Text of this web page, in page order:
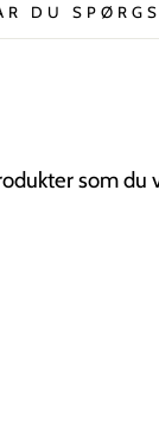
DU
som du